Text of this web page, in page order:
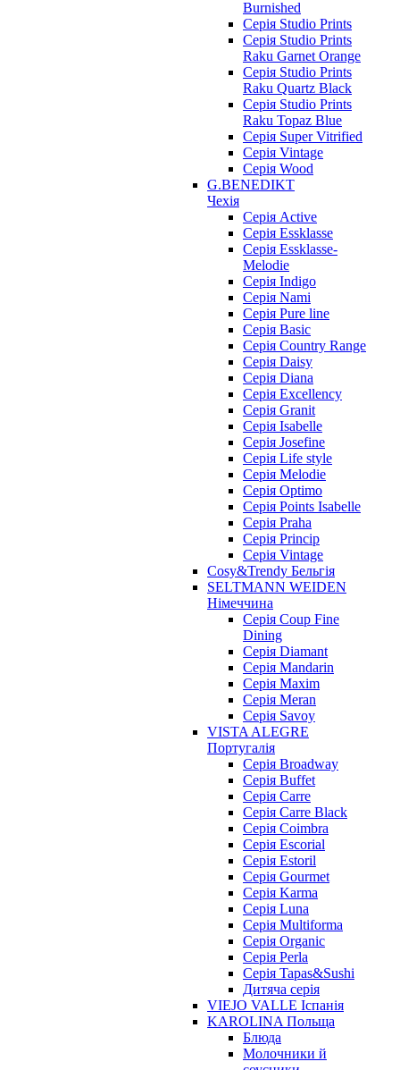
Burnished
Серія Studio Prints
Серія Studio Prints
Raku Garnet Orange
Серія Studio Prints
Raku Quartz Black
Серія Studio Prints
Raku Topaz Blue
Серія Super Vitrified
Серія Vintage
Серія Wood
G.BENEDIKT
Чехія
Cерія Active
Cерія Essklasse
Cерія Essklasse-
Melodie
Cерія Indigo
Cерія Nami
Cерія Pure line
Серія Basic
Серія Country Range
Серія Daisy
Серія Diana
Серія Excellency
Серія Granit
Серія Isabelle
Серія Josefine
Серія Life style
Серія Melodie
Серія Optimo
Серія Points Isabelle
Серія Praha
Серія Princip
Серія Vintage
Cosy&Trendy Бельгія
SELTMANN WEIDEN
Німеччина
Cерія Coup Fine
Dining
Cерія Diamant
Cерія Mandarin
Cерія Maxim
Серія Meran
Серія Savoy
VISTA ALEGRE
Португалія
Серія Broadway
Серія Buffet
Серія Carre
Серія Carre Black
Серія Coimbra
Серія Escorial
Серія Estoril
Серія Gourmet
Серія Karma
Серія Luna
Серія Multiforma
Серія Organic
Серія Perla
Серія Tapas&Sushi
Дитяча серія
VIEJO VALLE Іспанія
KAROLINA Польща
Блюда
Молочники й